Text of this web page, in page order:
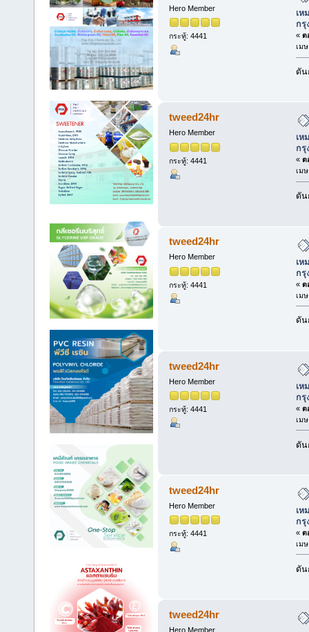
Hero Member
กระทู้: 4441
เห
กรุ
« ต
เม
ดัน
tweed24hr
Hero Member
กระทู้: 4441
เห
กรุ
« ต
เม
ดัน
tweed24hr
Hero Member
กระทู้: 4441
เห
กรุ
« ต
เม
ดัน
tweed24hr
Hero Member
กระทู้: 4441
เห
กรุ
« ต
เม
ดัน
tweed24hr
Hero Member
กระทู้: 4441
เห
กรุ
« ต
เม
ดัน
tweed24hr
Hero Member